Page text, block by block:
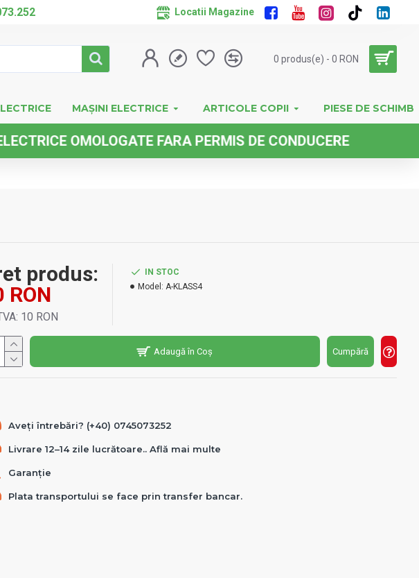
Locatii Magazine
0 produs(e) - 0 RON
MAȘINI ELECTRICE ARTICOLE COPII PIESE DE SCHIMB
OMOLOGATE FARA PERMIS DE CONDUCERE
produs:
RON
10 RON
IN STOC
Model: A-KLASS4
Adaugă în Coș Cumpără
Aveți întrebări? (+40) 0745073252
Livrare 12–14 zile lucrătoare.. Află mai multe
Garanție
Plata transportului se face prin transfer bancar.